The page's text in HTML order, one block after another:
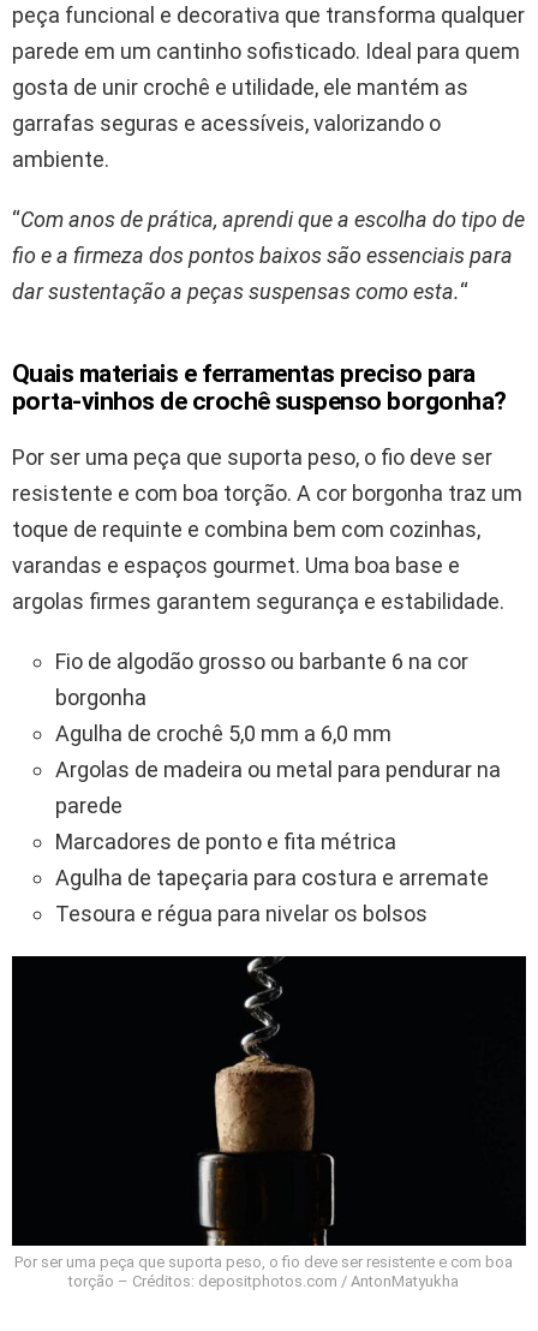
peça funcional e decorativa que transforma qualquer
parede em um cantinho sofisticado. Ideal para quem
gosta de unir crochê e utilidade, ele mantém as
garrafas seguras e acessíveis, valorizando o
ambiente.
“Com anos de prática, aprendi que a escolha do tipo de
fio e a firmeza dos pontos baixos são essenciais para
dar sustentação a peças suspensas como esta.“
Quais materiais e ferramentas preciso para
porta-vinhos de crochê suspenso borgonha?
Por ser uma peça que suporta peso, o fio deve ser
resistente e com boa torção. A cor borgonha traz um
toque de requinte e combina bem com cozinhas,
varandas e espaços gourmet. Uma boa base e
argolas firmes garantem segurança e estabilidade.
Fio de algodão grosso ou barbante 6 na cor
borgonha
Agulha de crochê 5,0 mm a 6,0 mm
Argolas de madeira ou metal para pendurar na
parede
Marcadores de ponto e fita métrica
Agulha de tapeçaria para costura e arremate
Tesoura e régua para nivelar os bolsos
Por ser uma peça que suporta peso, o fio deve ser resistente e com boa
torção – Créditos: depositphotos.com / AntonMatyukha